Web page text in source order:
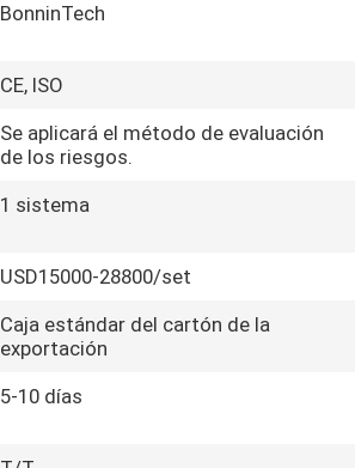
BonninTech
CE, ISO
Se aplicará el método de evaluación
de los riesgos.
1 sistema
USD15000-28800/set
Caja estándar del cartón de la
exportación
5-10 días